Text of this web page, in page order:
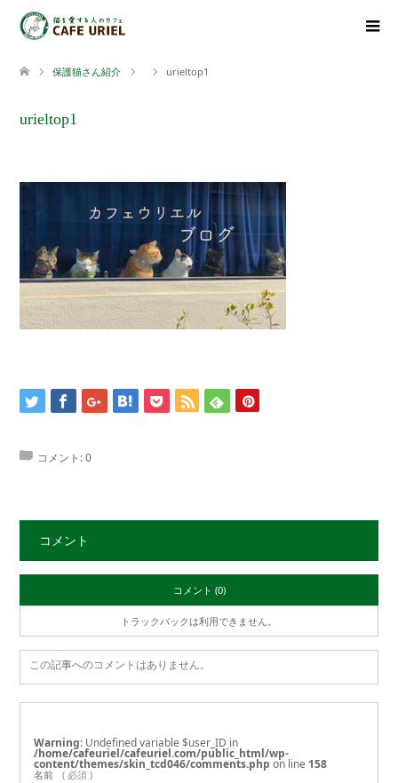
保護猫さん紹介 urieltop1
urieltop1
コメント:0
コメント
コメント (0)
トラックバックは利用できません。
この記事へのコメントはありません。
Warning : Undefined variable $user_ID in
/home/cafeuriel/cafeuriel.com/public_html/wp-
content/themes/skin_tcd046/comments.php on line 158
名前 ( 必須 )